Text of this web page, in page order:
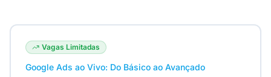
Vagas Limitadas
Google Ads ao Vivo: Do Básico ao Avançado